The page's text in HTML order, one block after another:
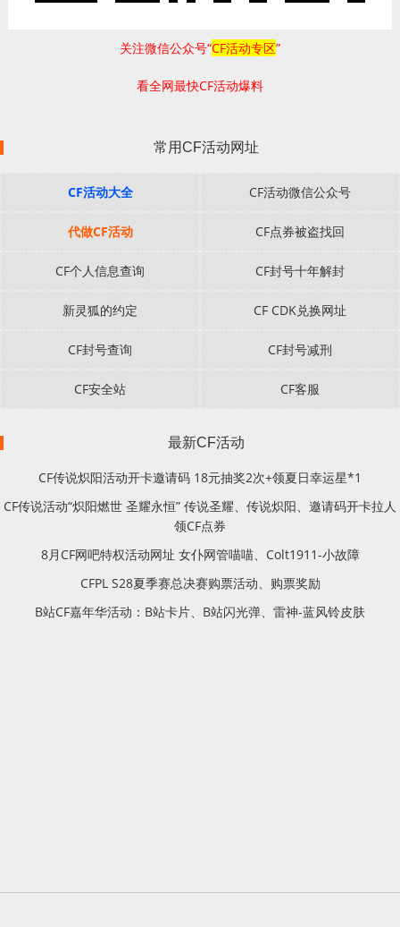
关注微信公众号“CF活动专区”
看全网最快CF活动爆料
常用CF活动网址
CF活动大全 CF活动微信公众号
代做CF活动 CF点券被盗找回
CF个人信息查询 CF封号十年解封
新灵狐的约定 CF CDK兑换网址
CF封号查询 CF封号减刑
CF安全站 CF客服
最新CF活动
CF传说炽阳活动开卡邀请码 18元抽奖2次+领夏日幸运星*1
CF传说活动“炽阳燃世 圣耀永恒” 传说圣耀、传说炽阳、邀请码开卡拉人
领CF点券
8月CF网吧特权活动网址 女仆网管喵喵、Colt1911-小故障
CFPL S28夏季赛总决赛购票活动、购票奖励
B站CF嘉年华活动：B站卡片、B站闪光弹、雷神-蓝风铃皮肤